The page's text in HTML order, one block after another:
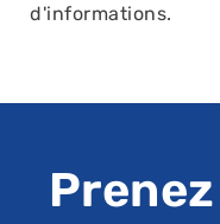
d'informations.